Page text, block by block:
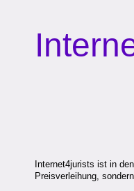
Internet4jurists ist in
Preisverleihung,